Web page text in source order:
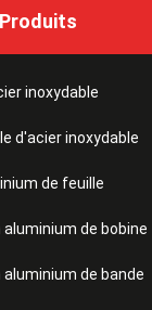
inoxydable
d'acier inoxydable
de feuille
aluminium de bobine
aluminium de bande